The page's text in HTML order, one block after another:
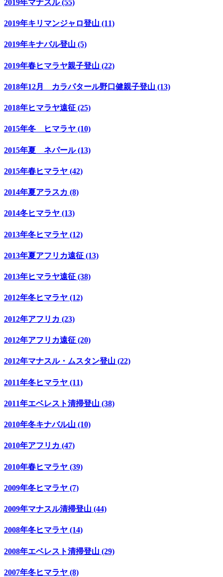
2019年マナスル (55)
2019年キリマンジャロ登山 (11)
2019年キナバル登山 (5)
2019年春ヒマラヤ親子登山 (22)
2018年12月 カラパタール野口健親子登山 (13)
2018年ヒマラヤ遠征 (25)
2015年冬 ヒマラヤ (10)
2015年夏 ネパール (13)
2015年春ヒマラヤ (42)
2014年夏アラスカ (8)
2014冬ヒマラヤ (13)
2013年冬ヒマラヤ (12)
2013年夏アフリカ遠征 (13)
2013年ヒマラヤ遠征 (38)
2012年冬ヒマラヤ (12)
2012年アフリカ (23)
2012年アフリカ遠征 (20)
2012年マナスル・ムスタン登山 (22)
2011年冬ヒマラヤ (11)
2011年エベレスト清掃登山 (38)
2010年冬キナバル山 (10)
2010年アフリカ (47)
2010年春ヒマラヤ (39)
2009年冬ヒマラヤ (7)
2009年マナスル清掃登山 (44)
2008年冬ヒマラヤ (14)
2008年エベレスト清掃登山 (29)
2007年冬ヒマラヤ (8)